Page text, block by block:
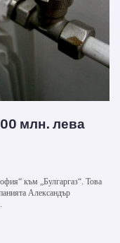
млн. лева
към „Булгаргаз“. Това
Александър